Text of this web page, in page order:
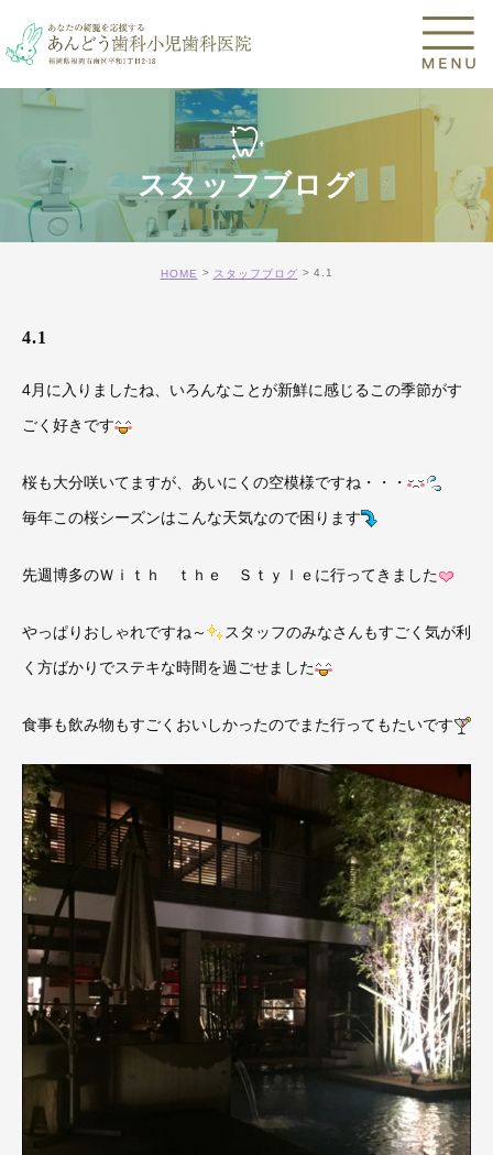
スタッフブログ
HOME スタッフブログ 4.1
4.1
4月に入りましたね、いろんなことが新鮮に感じるこの季節がす
ごく好きです
桜も大分咲いてますが、あいにくの空模様ですね・・・
毎年この桜シーズンはこんな天気なので困ります
先週博多のＷｉｔｈ ｔｈｅ Ｓｔｙｌｅに行ってきました
やっぱりおしゃれですね～
スタッフのみなさんもすごく気が利
く方ばかりでステキな時間を過ごせました
食事も飲み物もすごくおいしかったのでまた行ってもたいです